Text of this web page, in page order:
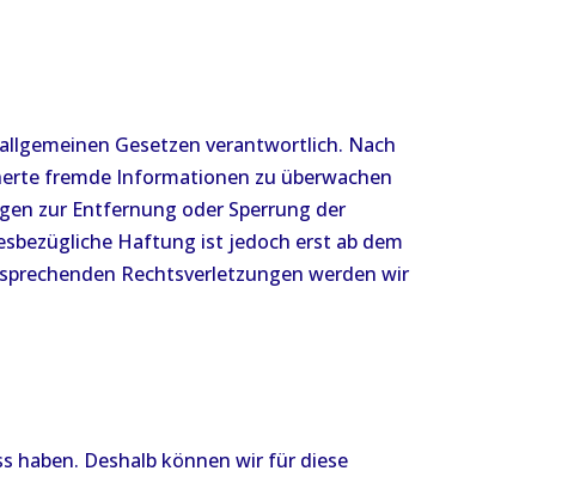
Gesetzen verantwortlich. Nach
fremde Informationen zu überwachen
zur Entfernung oder Sperrung der
Haftung ist jedoch erst ab dem
Rechtsverletzungen werden wir
haben. Deshalb können wir für diese